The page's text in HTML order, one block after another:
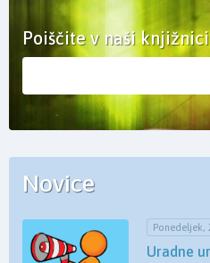
Poiščite v naši knjižnici
Novice
Ponedeljek,
Uradne